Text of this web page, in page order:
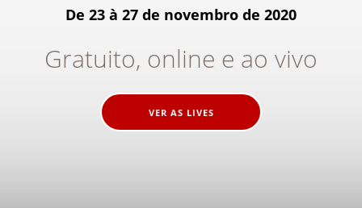
De 23 à 27 de novembro de 2020
Gratuito, online e ao vivo
VER AS LIVES